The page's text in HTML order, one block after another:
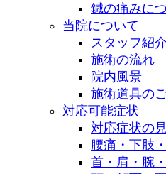
鍼の痛みに
当院について
スタッフ紹介
施術の流れ
院内風景
施術道具の
対応可能症状
対応症状の
腰痛・下肢
首・肩・腕